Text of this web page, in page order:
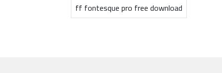
ff fontesque pro free download